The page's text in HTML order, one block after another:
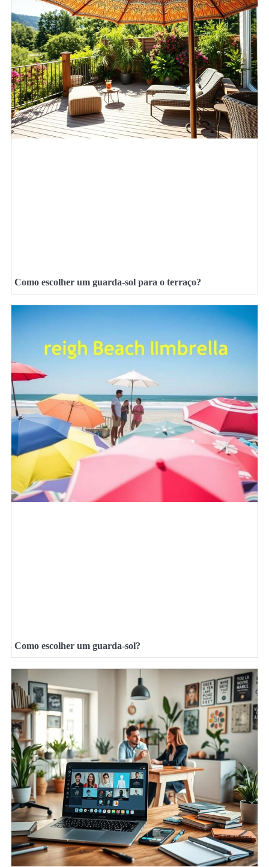
Como escolher um guarda-sol para o terraço?
Como escolher um guarda-sol?